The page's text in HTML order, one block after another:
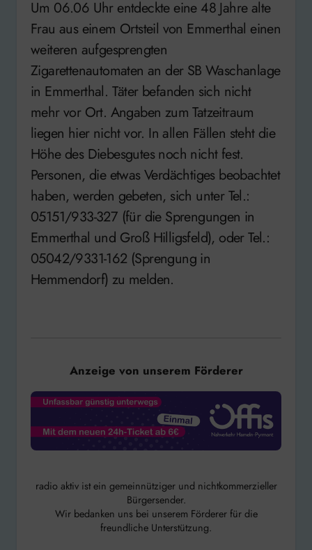
Um 06.06 Uhr entdeckte eine 48 Jahre alte
Frau aus einem Ortsteil von Emmerthal einen
weiteren aufgesprengten
Zigarettenautomaten an der SB Waschanlage
in Emmerthal. Täter befanden sich nicht
mehr vor Ort. Angaben zum Tatzeitraum
liegen hier nicht vor. In allen Fällen steht die
Höhe des Diebesgutes noch nicht fest.
Personen, die etwas Verdächtiges beobachtet
haben, werden gebeten, sich unter Tel.:
05151/933-327 (für die Sprengungen in
Emmerthal und Groß Hilligsfeld), oder Tel.:
05042/9331-162 (Sprengung in
Hemmendorf) zu melden.
Anzeige von unserem Förderer
radio aktiv ist ein gemeinnütziger und nichtkommerzieller
Bürgersender.
Wir bedanken uns bei unserem Förderer für die
freundliche Unterstützung.